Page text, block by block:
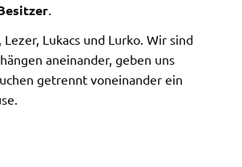
.
Lukacs und Lurko. Wir sind
aneinander, geben uns
getrennt voneinander ein